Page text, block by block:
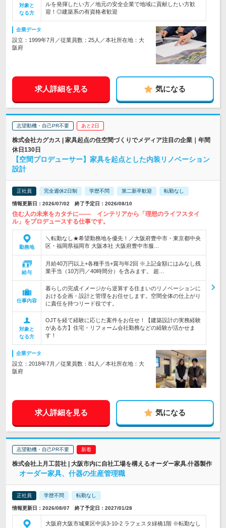
対象と
なる方
ルを発揮したい方／地元の安全企業で地域に貢献したい方歓
迎！◎建築系の有資格者歓迎
企業データ
設立：1999年7月／従業員数：25人／本社所在地：大
阪府
求人詳細を見る 気になる
志望動機・自己PR不要 あと2日
株式会社カグカス | 家具起点の住空間づくりでメディア注目の企業｜年間
休日130日
【空間プロデューサー】家具を起点とした内装リノベーション
設計
正社員 完全週休2日制 学歴不問 第二新卒歓迎 転勤なし
情報更新日：2026/07/02 終了予定日：2026/08/10
住む人の未来をカタチに―― インテリアから「理想のライフスタイ
ル」をプロデュースする仕事です。
勤務地
＼転勤なし★希望勤務地を優先！／大阪府豊中市・東京都中央
区・福岡県福岡市 大阪本社 大阪府豊中市服…
給与
月給40万円以上+各種手当+賞与年2回 ※上記金額にはみなし残
業手当（10万円／40時間分）を含みます。 超…
仕事内容
暮らしの完成イメージから逆算する住まいのリノベーションに
おける企画・設計と管理をお任せします。空間全体の仕上がり
に責任を持つリード役です。
対象と
なる方
OJTを経て経験に応じた案件をお任せ！【建築設計の実務経験
がある方】住宅・リフォーム会社勤務などの経験が活かせま
す！
企業データ
設立：2018年7月／従業員数：81人／本社所在地：大
阪府
求人詳細を見る 気になる
志望動機・自己PR不要
株式会社上月工芸社 | 大阪市内に自社工場を構えるオーダー家具.什器製作
オーダー家具、什器の生産管理職
正社員 学歴不問 転勤なし
情報更新日：2026/08/07 終了予定日：2027/01/28
大阪府大阪市城東区中浜3-10-2 ラフェスタ緑橋1階 ※転勤なし